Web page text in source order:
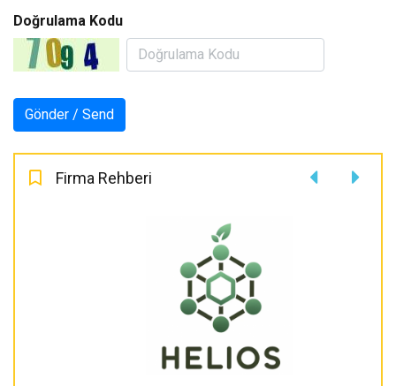
Doğrulama Kodu
Firma Rehberi